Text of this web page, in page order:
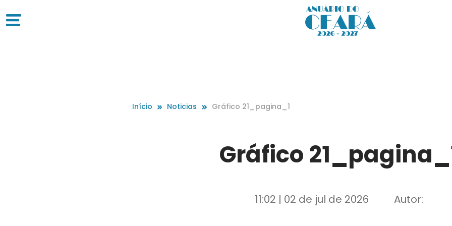
Início Noticias Gráfico 21_pagina_1
Gráfico
11:02 | 02 de jul de 2026 Autor: